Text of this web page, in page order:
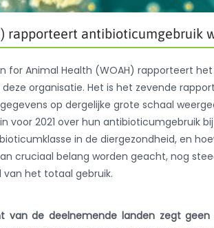
rapporteert antibioticumgebruik
for Animal Health (WOAH) rapporteert
organisatie. Het is het zevende
op dergelijke grote schaal
voor 2021 over hun antibioticumgebruik
in de diergezondheid, en
cruciaal belang worden geacht, nog
van het totaal gebruik.
van de deelnemende landen zegt